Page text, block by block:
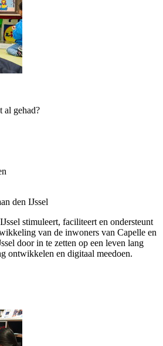
al gehad?
den IJssel
stimuleert, faciliteert en ondersteunt
van de inwoners van Capelle en
door in te zetten op een leven lang
ontwikkelen en digitaal meedoen.